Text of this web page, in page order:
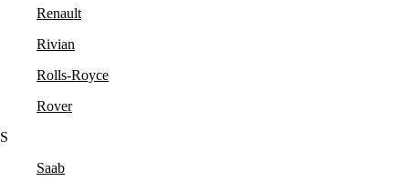
Renault
Rivian
Rolls-Royce
Rover
S
Saab